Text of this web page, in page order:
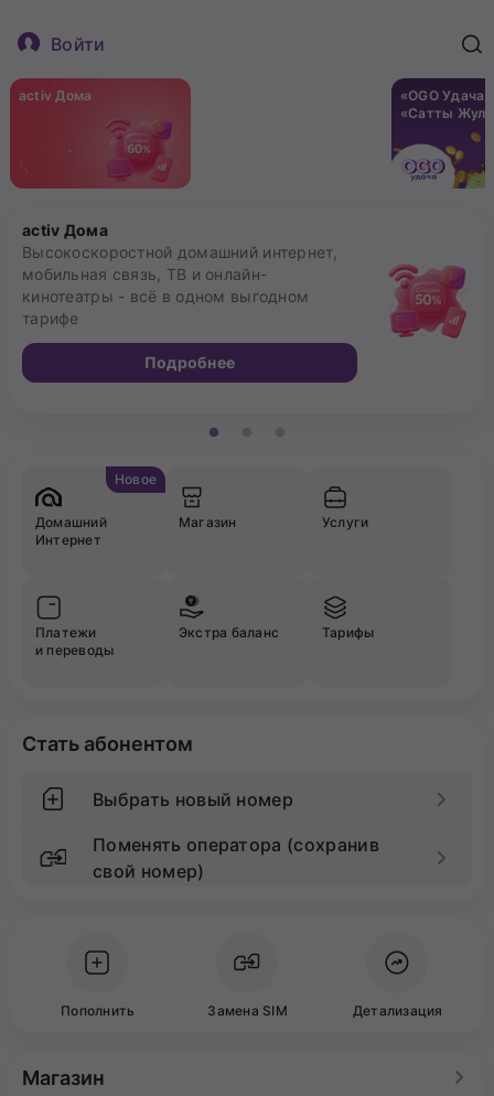
Войти
activ Дома
«ОGО
«Сатты
activ Дома
Высокоскоростной домашний интернет,
мобильная связь, ТВ и онлайн-
кинотеатры - всё в одном выгодном
тарифе
Подробнее
Новое
Домашний
Интернет
Магазин Услуги
Платежи
и переводы
Экстра баланс Тарифы
Стать абонентом
Выбрать новый номер
Поменять оператора (сохранив
свой номер)
Пополнить Замена SIM Детализация
Магазин